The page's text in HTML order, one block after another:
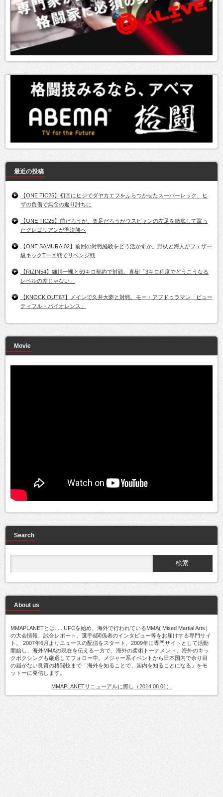
最近の投稿
【ONE TIC25】初回にヒジでダヤカエフをふらつかせたスーパーレック、ヒ
ザの負傷で無念の返り討ちに
【ONE TIC25】前だろうが、奥足だろうがウスビャンの左足を徹底して蹴っ
たグレゴリアンが準決勝へ
【ONE SAMURAI02】前回の対戦経験をどう活かすか。野杁と海人がフェザー
級キックT一回戦でリベンジ戦
【RIZIN54】細川一颯と69キロ契約で対戦、直樹「3キロ程度でどうこうなる
レベルの差じゃない」
【KNOCK OUT67】メインで久井大夢と対戦、モー・アブドゥラマン「ビュー
ティフル・バイオレンス」
Movie
Search
About us
MMAPLANETとは..... UFCを始め、海外で行われているMMA( Mixed Martial Arts）
の大会情報、試合レポート、選手&関係者のインタビュー等をお届けする専門サイ
ト。 2007年6月よりニュースの配信をスタート。2009年に専門サイトとして活動
開始し、海外MMAの現在を伝える一方で、海外の柔術トーナメント、海外のキッ
クボクシングも厳選してフォロー中。メジャー系イベントから日本国内で余り目
の届かない良質の格闘技まで「海外を知ることで、国内を知ることになる」をモ
ットーに発信します。
MMAPLANETリニューアルに際し（2014.08.01）